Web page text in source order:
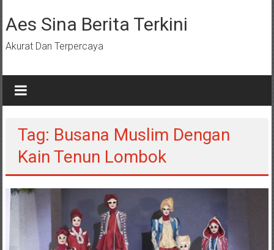
ke
konten
Aes Sina Berita Terkini
Akurat Dan Terpercaya
Tag: Busana Muslim Dengan
Kain Tenun Lombok